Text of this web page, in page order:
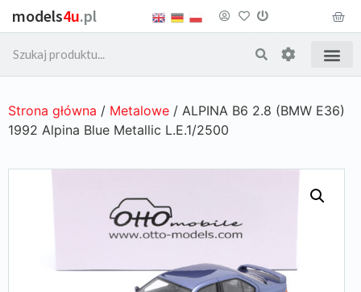
models4u.pl
Strona główna / Metalowe / ALPINA B6 2.8 (BMW E36)
1992 Alpina Blue Metallic L.E.1/2500